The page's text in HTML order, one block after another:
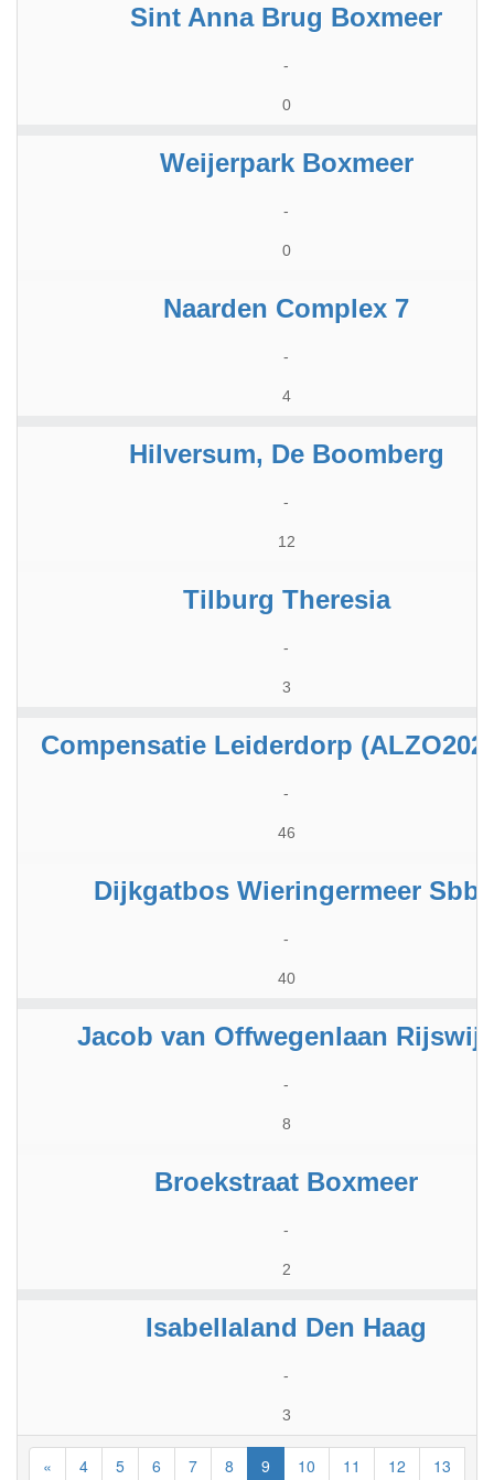
Sint Anna Brug Boxmeer
-
0
Weijerpark Boxmeer
-
0
Naarden Complex 7
-
4
Hilversum, De Boomberg
-
12
Tilburg Theresia
-
3
Compensatie Leiderdorp
-
46
Dijkgatbos Wieringermeer Sbb
-
40
Jacob van Offwegenlaan Rijswijk
-
8
Broekstraat Boxmeer
-
2
Isabellaland Den Haag
-
3
« 4 5 6 7 8 9 10 11 12 13